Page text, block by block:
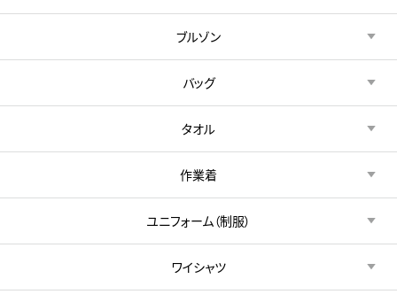
ブルゾン
バッグ
タオル
作業着
ユニフォーム（制服）
ワイシャツ